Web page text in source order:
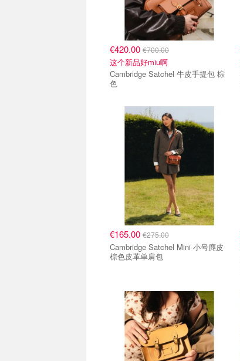
€420.00 €700.00
这个新品好miu啊
Cambridge Satchel 牛皮手提包 棕
色
€165.00 €275.00
Cambridge Satchel Mini 小号麂皮
棕色皮革单肩包